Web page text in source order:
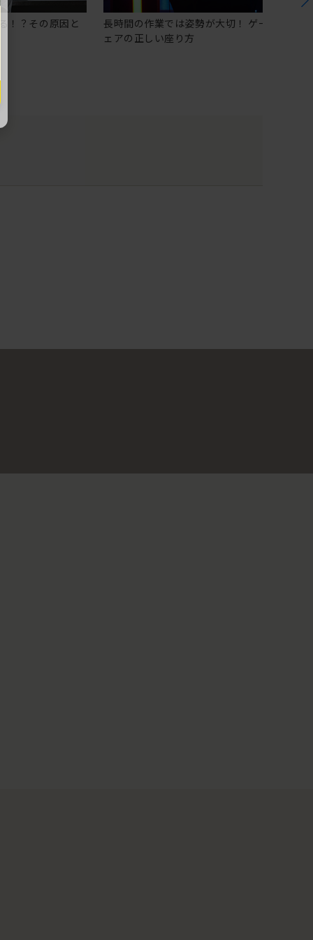
！？その原因と
長時間の作業では姿勢が大切！ ゲーミングチ
ェアの正しい座り方